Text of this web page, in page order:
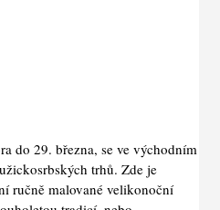
do 29. března, se ve východním
trhů. Zde je
ručně malované velikonoční